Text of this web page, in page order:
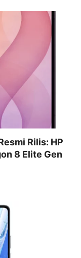
Rilis: HP
8 Elite Gen